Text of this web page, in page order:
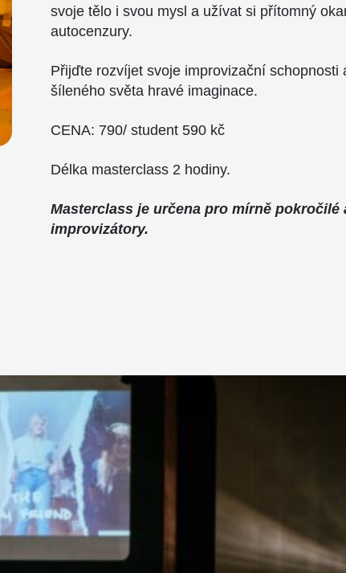
svoje tělo i svou mysl a užívat si přítomný
autocenzury.
Přijďte rozvíjet svoje improvizační schopnosti
šíleného světa hravé imaginace.
CENA: 790/ student 590 kč
Délka masterclass 2 hodiny.
Masterclass je určena pro mírně pokročilé
improvizátory.